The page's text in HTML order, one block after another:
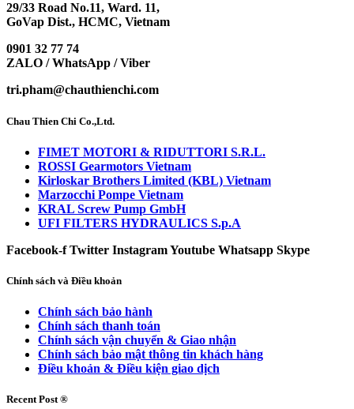
29/33 Road No.11, Ward. 11,
GoVap Dist., HCMC, Vietnam
0901 32 77 74
ZALO / WhatsApp / Viber
tri.pham@chauthienchi.com
Chau Thien Chi Co.,Ltd.
FIMET MOTORI & RIDUTTORI S.R.L.
ROSSI Gearmotors Vietnam
Kirloskar Brothers Limited (KBL) Vietnam
Marzocchi Pompe Vietnam
KRAL Screw Pump GmbH
UFI FILTERS HYDRAULICS S.p.A
Facebook-f Twitter InstagramYoutube Whatsapp Skype
Chính sách và Điều khoản
Chính sách bảo hành
Chính sách thanh toán
Chính sách vận chuyển & Giao nhận
Chính sách bảo mật thông tin khách hàng
Điều khoản & Điều kiện giao dịch
Recent Post ®